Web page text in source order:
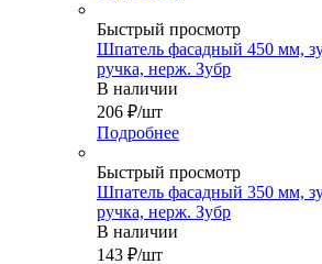
Быстрый просмотр
Шпатель фасадный 450 мм,
ручка, нерж. Зубр
В наличии
206 ₽/шт
Подробнее
Быстрый просмотр
Шпатель фасадный 350 мм,
ручка, нерж. Зубр
В наличии
143 ₽/шт